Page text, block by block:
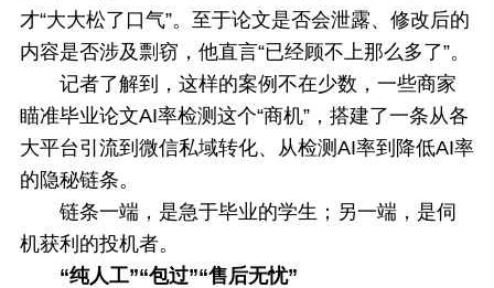
才“大大松了口气”。至于论文是否会泄露、修改后的
内容是否涉及剽窃，他直言“已经顾不上那么多了”。
记者了解到，这样的案例不在少数，一些商家
瞄准毕业论文AI率检测这个“商机”，搭建了一条从各
大平台引流到微信私域转化、从检测AI率到降低AI率
的隐秘链条。
链条一端，是急于毕业的学生；另一端，是伺
机获利的投机者。
“纯人工”“包过”“售后无忧”